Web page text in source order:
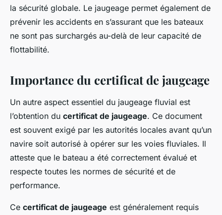
la sécurité globale. Le jaugeage permet également de
prévenir les accidents en s’assurant que les bateaux
ne sont pas surchargés au-delà de leur capacité de
flottabilité.
Importance du certificat de jaugeage
Un autre aspect essentiel du jaugeage fluvial est
l’obtention du certificat de jaugeage. Ce document
est souvent exigé par les autorités locales avant qu’un
navire soit autorisé à opérer sur les voies fluviales. Il
atteste que le bateau a été correctement évalué et
respecte toutes les normes de sécurité et de
performance.
Ce certificat de jaugeage est généralement requis